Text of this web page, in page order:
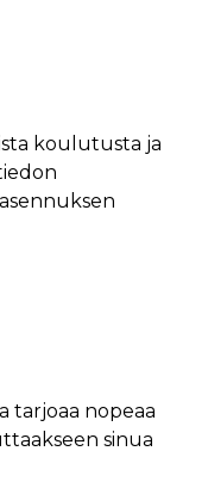
koulutusta ja
tarjoaa nopeaa
sinua